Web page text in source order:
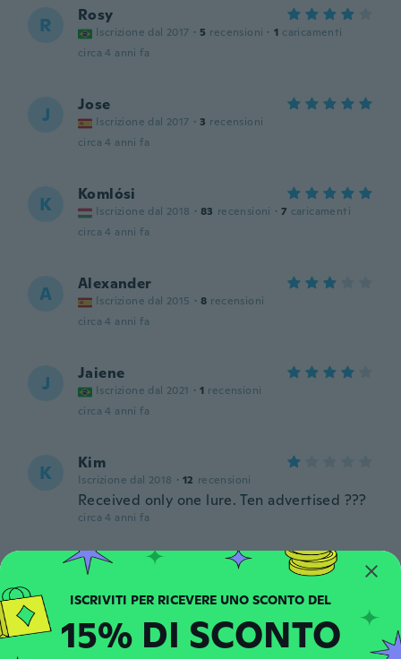
R Rosy
Iscrizione dal 2017 · 5 recensioni · 1 caricamenti
circa 4 anni fa
J Jose
Iscrizione dal 2017 · 3 recensioni
circa 4 anni fa
K Komlósi
Iscrizione dal 2018 · 83 recensioni · 7 caricamenti
circa 4 anni fa
A Alexander
Iscrizione dal 2015 · 8 recensioni
circa 4 anni fa
J Jaiene
Iscrizione dal 2021 · 1 recensioni
circa 4 anni fa
K Kim
Iscrizione dal 2018 · 12 recensioni
Received only one lure. Ten advertised ???
circa 4 anni fa
Guoqiang
circa 4 anni fa
15% DI SCONTO